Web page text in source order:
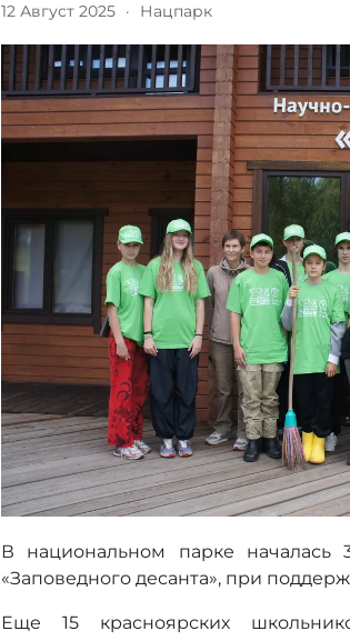
12 Август 2025 · Нацпарк
В национальном парке началась
«Заповедного десанта», при
Еще 15 красноярских